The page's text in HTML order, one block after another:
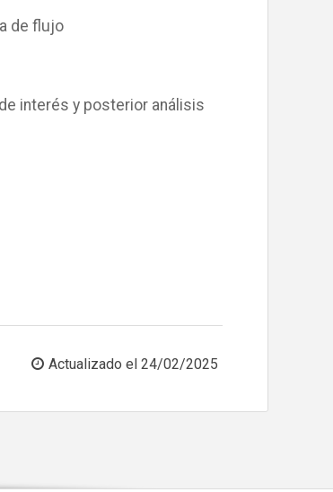
de flujo
interés y posterior análisis
Actualizado el 24/02/2025